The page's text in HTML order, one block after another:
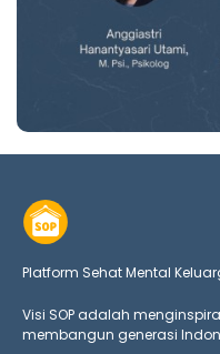
Platform Sehat Mental
Visi SOP adalah
membangun generasi